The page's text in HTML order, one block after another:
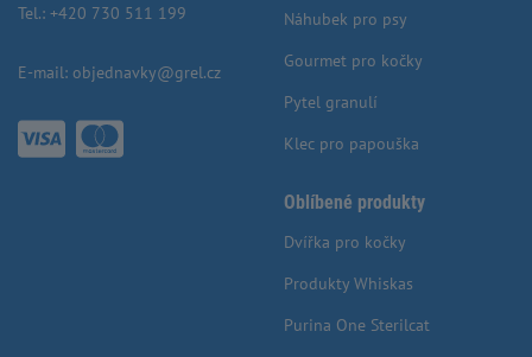
Tel.: +420 730 511 199
E-mail: objednavky@grel.cz
Náhubek pro psy
Gourmet pro kočky
Pytel granulí
Klec pro papouška
Oblíbené produkty
Dvířka pro kočky
Produkty Whiskas
Purina One Sterilcat